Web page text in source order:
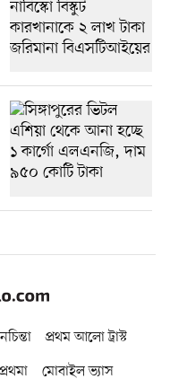
প্রথম আলো ট্রাস্ট
মোবাইল ভ্যাস